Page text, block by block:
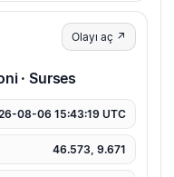
Olayı aç ↗
· Surses
08-06 15:43:19 UTC
46.573, 9.671